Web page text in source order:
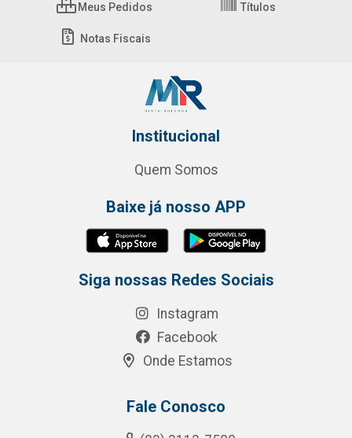
Meus Pedidos Títulos
Notas Fiscais
Institucional
Quem Somos
Baixe já nosso APP
Siga nossas Redes Sociais
Instagram
Facebook
Onde Estamos
Fale Conosco